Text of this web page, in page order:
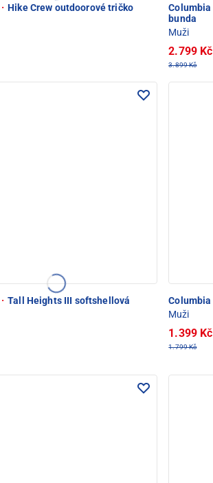
· Hike Crew outdoorové tričko
Columbia
bunda
Muži
2.799 Kč
3.899 Kč
· Tall Heights III softshellová
Columbia
Muži
1.399 Kč
1.799 Kč